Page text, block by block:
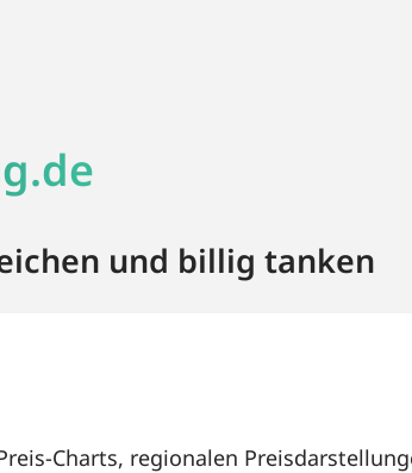
und billig tanken
Charts, regionalen